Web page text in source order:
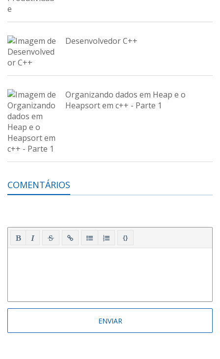
Desenvolvedor C++
Organizando dados em Heap e o
Heapsort em c++ - Parte 1
COMENTÁRIOS
{}